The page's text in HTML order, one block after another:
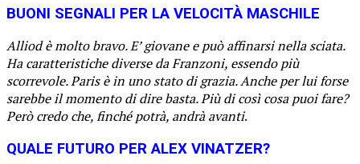
BUONI SEGNALI PER LA VELOCITÀ MASCHILE
Alliod è molto bravo. E’ giovane e può affinarsi nella sciata.
Ha caratteristiche diverse da Franzoni, essendo più
scorrevole. Paris è in uno stato di grazia. Anche per lui forse
sarebbe il momento di dire basta. Più di così cosa puoi fare?
Però credo che, finché potrà, andrà avanti.
QUALE FUTURO PER ALEX VINATZER?